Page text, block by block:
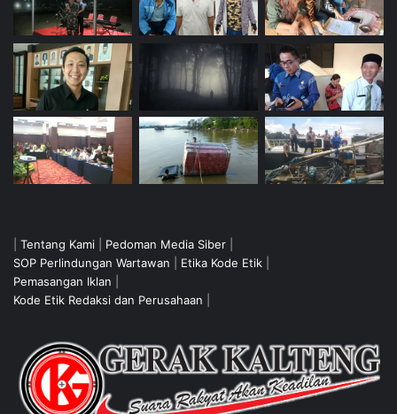
Tentang Kami Pedoman Media Siber
SOP Perlindungan Wartawan
Etika Kode Etik
Pemasangan Iklan
Kode Etik Redaksi dan Perusahaan